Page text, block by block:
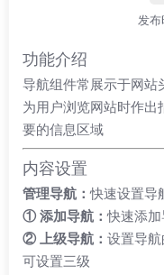
发布
功能介绍
导航组件常展示于网站
为用户浏览网站时作出
要的信息区域
内容设置
管理导航：快速设置导
① 添加导航：快速添
② 上级导航： 设置导
可设置三级